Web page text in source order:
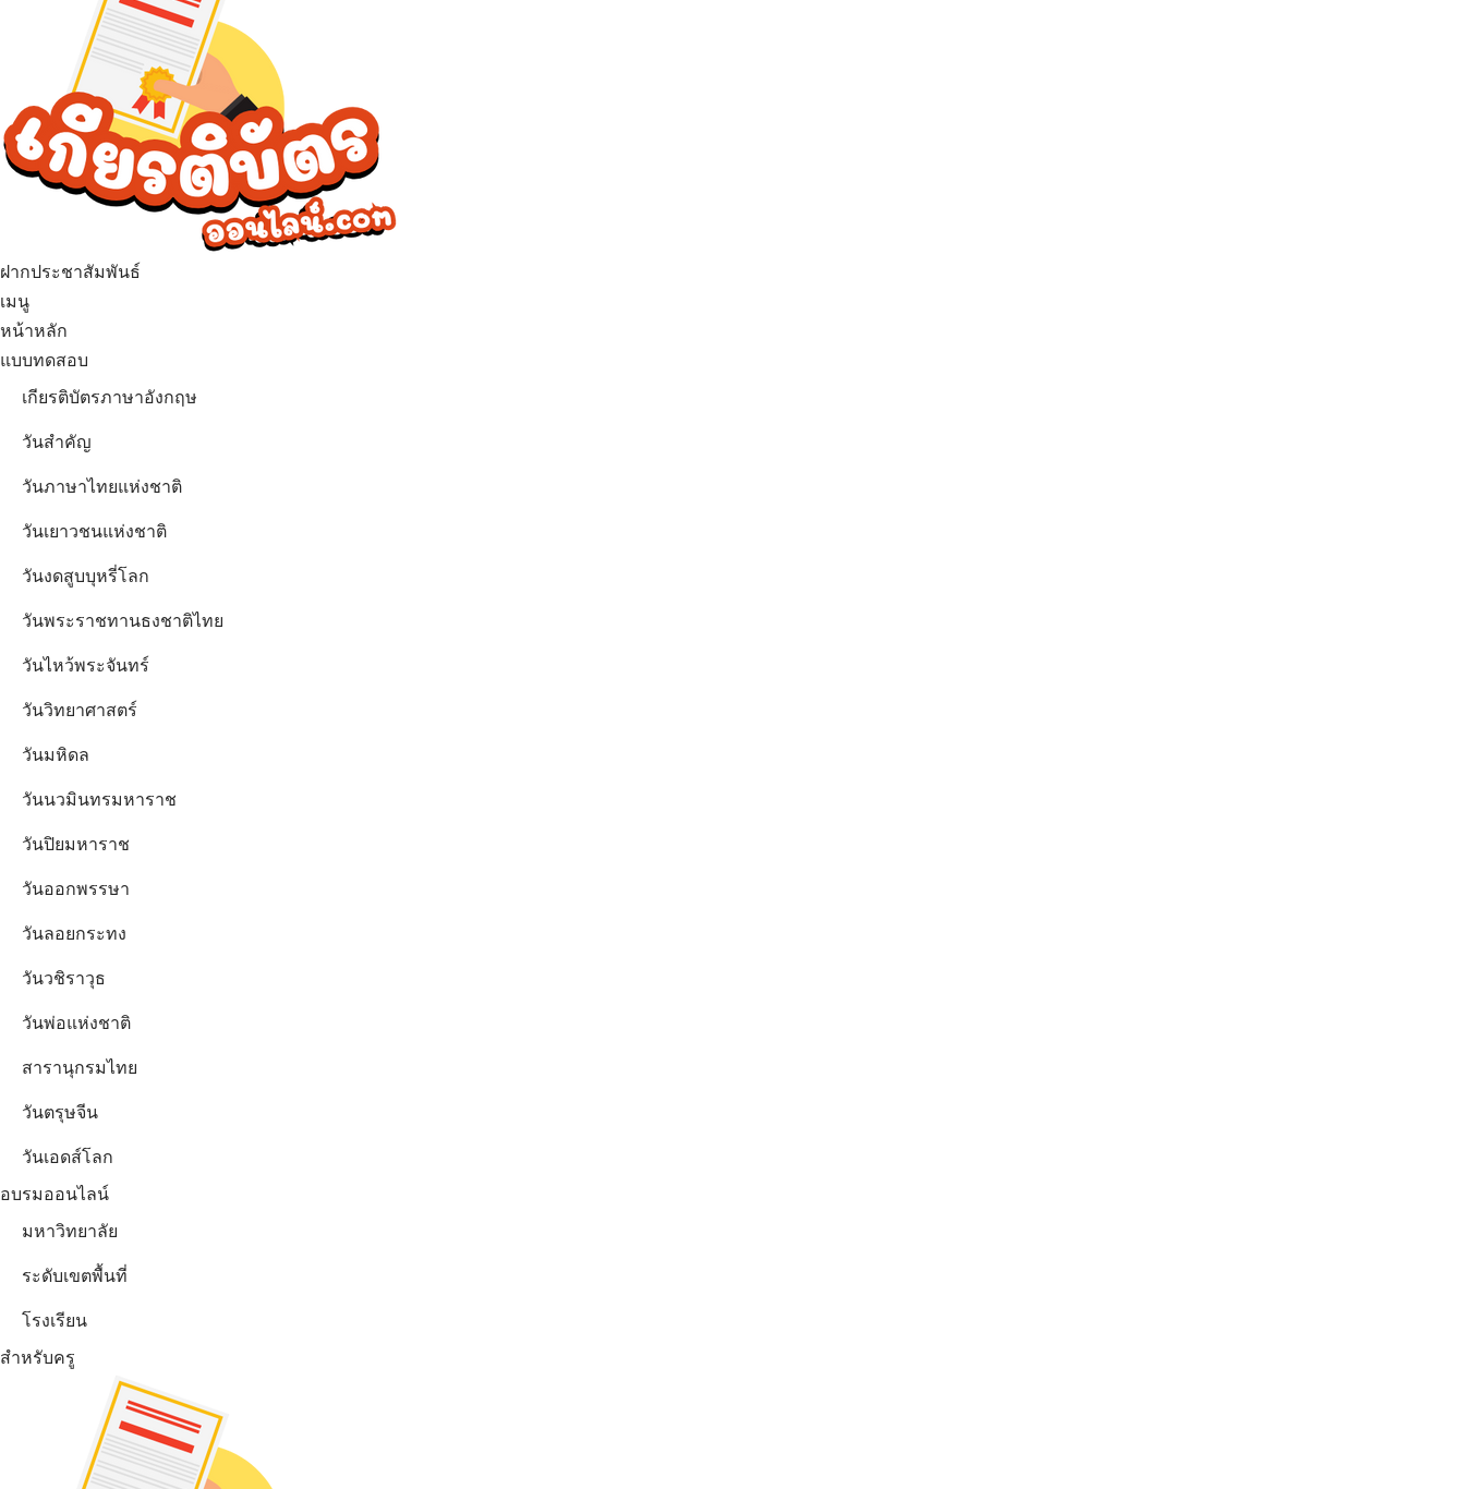
ฝากประชาสัมพันธ์
เมนู
หน้าหลัก
แบบทดสอบ
เกียรติบัตรภาษาอังกฤษ
วันสำคัญ
วันภาษาไทยแห่งชาติ
วันเยาวชนแห่งชาติ
วันงดสูบบุหรี่โลก
วันพระราชทานธงชาติไทย
วันไหว้พระจันทร์​
วันวิทยาศาสตร์
วันมหิดล
วันนวมินทรมหาราช
วันปิยมหาราช
วันออกพรรษา
วันลอยกระทง
วันวชิราวุธ
วันพ่อแห่งชาติ
สารานุกรมไทย
วันตรุษจีน
วันเอดส์โลก
อบรมออนไลน์
มหาวิทยาลัย
ระดับเขตพื้นที่
โรงเรียน
สำหรับครู